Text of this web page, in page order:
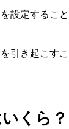
設定するこ
引き起こすこ
くら？